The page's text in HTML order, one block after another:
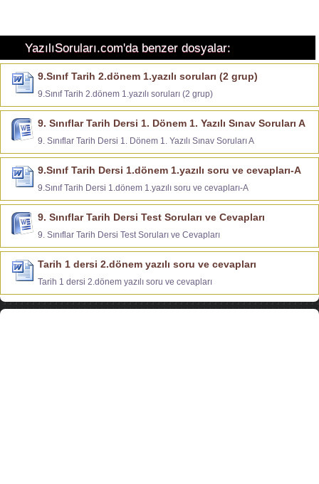
YazılıSoruları.com'da benzer dosyalar:
9.Sınıf Tarih 2.dönem 1.yazılı soruları (2 grup)
9.Sınıf Tarih 2.dönem 1.yazılı soruları (2 grup)
9. Sınıflar Tarih Dersi 1. Dönem 1. Yazılı Sınav Soruları A
9. Sınıflar Tarih Dersi 1. Dönem 1. Yazılı Sınav Soruları A
9.Sınıf Tarih Dersi 1.dönem 1.yazılı soru ve cevapları-A
9.Sınıf Tarih Dersi 1.dönem 1.yazılı soru ve cevapları-A
9. Sınıflar Tarih Dersi Test Soruları ve Cevapları
9. Sınıflar Tarih Dersi Test Soruları ve Cevapları
Tarih 1 dersi 2.dönem yazılı soru ve cevapları
Tarih 1 dersi 2.dönem yazılı soru ve cevapları